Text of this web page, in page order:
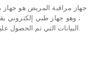
جهاز مراقبة المريض هو
، وهو جهاز طبي إلكتروني